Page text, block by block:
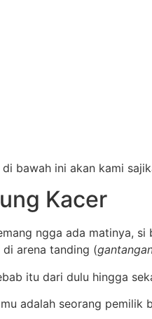
di bawah ini akan kami
Kacer
ngga ada matinya,
di arena tanding (
itu dari dulu hingga
adalah seorang pemilik